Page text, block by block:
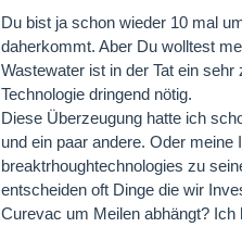
Du bist ja schon wieder 10 mal
daherkommt. Aber Du wolltest
Wastewater ist in der Tat ein
Technologie dringend nötig.
Diese Überzeugung hatte ich
und ein paar andere. Oder
breaktrhoughtechnologies zu
entscheiden oft Dinge die wir
Curevac um Meilen abhängt?